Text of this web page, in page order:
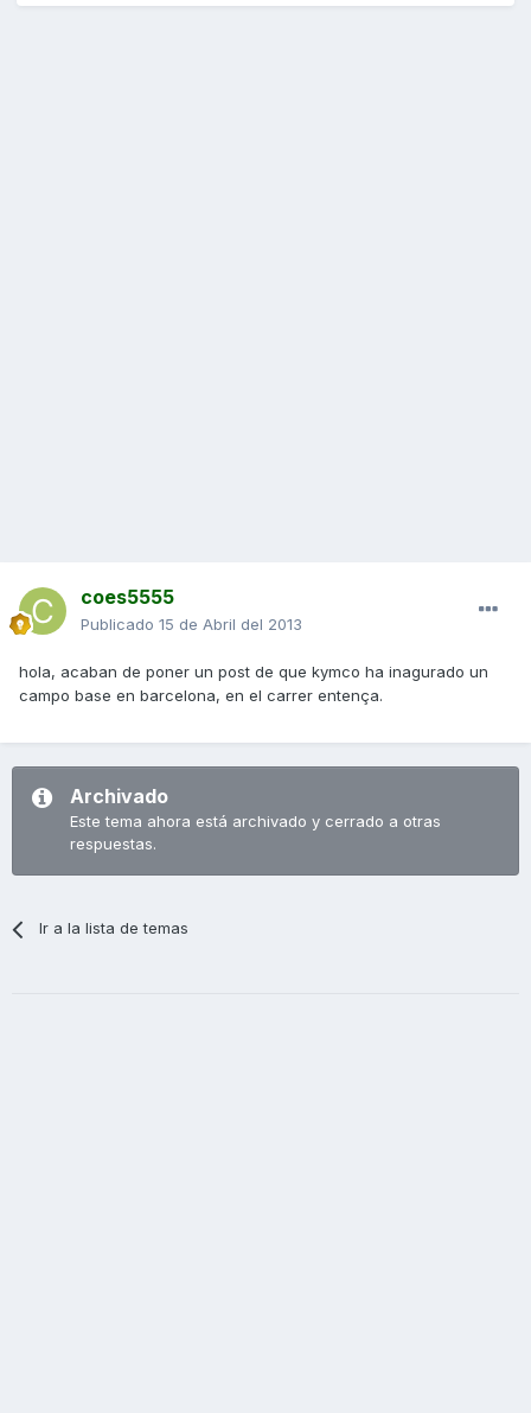
coes5555
Publicado 15 de Abril del 2013
hola, acaban de poner un post de que kymco ha inagurado un
campo base en barcelona, en el carrer entença.
Archivado
Este tema ahora está archivado y cerrado a otras
respuestas.
Ir a la lista de temas